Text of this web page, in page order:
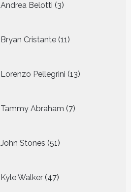
Andrea Belotti 3
producten
Bryan Cristante 11
producten
Lorenzo Pellegrini 13
producten
Tammy Abraham 7
producten
John Stones 51
producten
Kyle Walker 47
producten